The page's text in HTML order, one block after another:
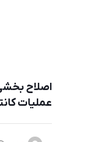
اصلاح
عمليات